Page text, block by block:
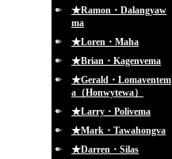
★Ramon・Dalangyaw
ma
★Loren・Maha
★Brian・Kagenvema
★Gerald・Lomaventem
a（Honwytewa）
★Larry・Polivema
★Mark・Tawahongva
★Darren・Silas